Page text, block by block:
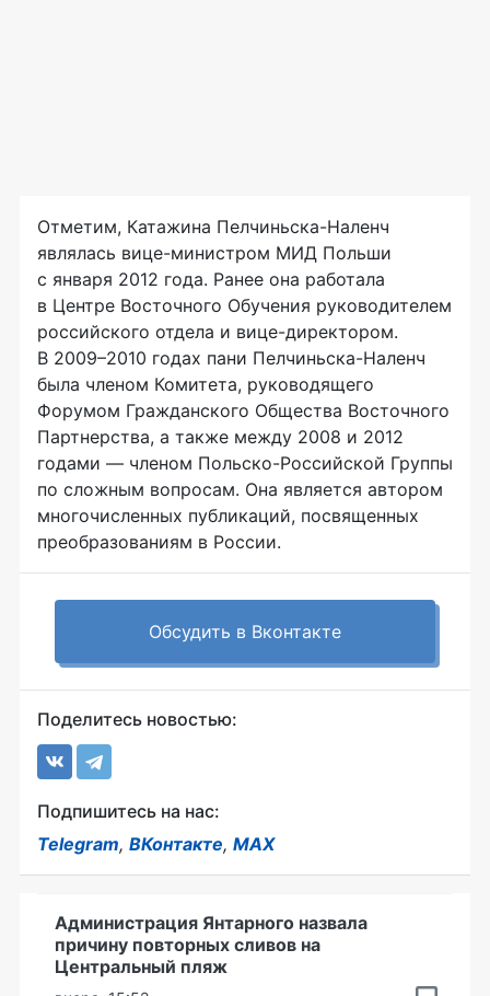
Отметим, Катажина Пелчиньска-Наленч
являлась вице-министром МИД Польши
с января 2012 года. Ранее она работала
в Центре Восточного Обучения руководителем
российского отдела и вице-директором.
В 2009–2010 годах пани Пелчиньска-Наленч
была членом Комитета, руководящего
Форумом Гражданского Общества Восточного
Партнерства, а также между 2008 и 2012
годами — членом Польско-Российской Группы
по сложным вопросам. Она является автором
многочисленных публикаций, посвященных
преобразованиям в России.
Обсудить в Вконтакте
Поделитесь новостью:
Подпишитесь на нас:
Telegram, ВКонтакте, MAX
Администрация Янтарного назвала
причину повторных сливов на
Центральный пляж